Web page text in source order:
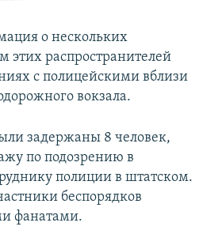
о нескольких
этих распространителей
с полицейскими вблизи
вокзала.
задержаны 8 человек,
по подозрению в
полиции в штатском.
беспорядков
фанатами.